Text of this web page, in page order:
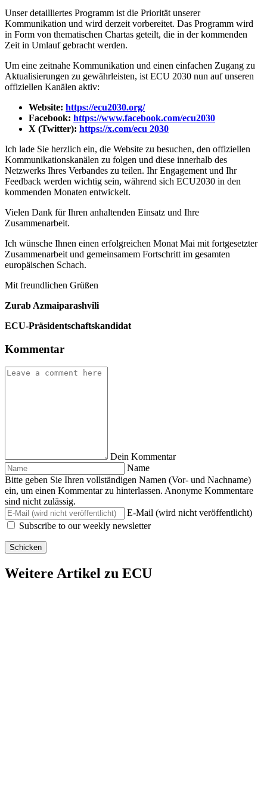
Unser detailliertes Programm ist die Priorität unserer
Kommunikation und wird derzeit vorbereitet. Das Programm wird
in Form von thematischen Chartas geteilt, die in der kommenden
Zeit in Umlauf gebracht werden.
Um eine zeitnahe Kommunikation und einen einfachen Zugang zu
Aktualisierungen zu gewährleisten, ist ECU 2030 nun auf unseren
offiziellen Kanälen aktiv:
Website: https://ecu2030.org/
Facebook: https://www.facebook.com/ecu2030
X (Twitter): https://x.com/ecu 2030
Ich lade Sie herzlich ein, die Website zu besuchen, den offiziellen
Kommunikationskanälen zu folgen und diese innerhalb des
Netzwerks Ihres Verbandes zu teilen. Ihr Engagement und Ihr
Feedback werden wichtig sein, während sich ECU2030 in den
kommenden Monaten entwickelt.
Vielen Dank für Ihren anhaltenden Einsatz und Ihre
Zusammenarbeit.
Ich wünsche Ihnen einen erfolgreichen Monat Mai mit fortgesetzter
Zusammenarbeit und gemeinsamem Fortschritt im gesamten
europäischen Schach.
Mit freundlichen Grüßen
Zurab Azmaiparashvili
ECU-Präsidentschaftskandidat
Kommentar
Dein Kommentar
Name
Bitte geben Sie Ihren vollständigen Namen (Vor- und Nachname)
ein, um einen Kommentar zu hinterlassen. Anonyme Kommentare
sind nicht zulässig.
E-Mail (wird nicht veröffentlicht)
Subscribe to our weekly newsletter
Weitere Artikel zu ECU